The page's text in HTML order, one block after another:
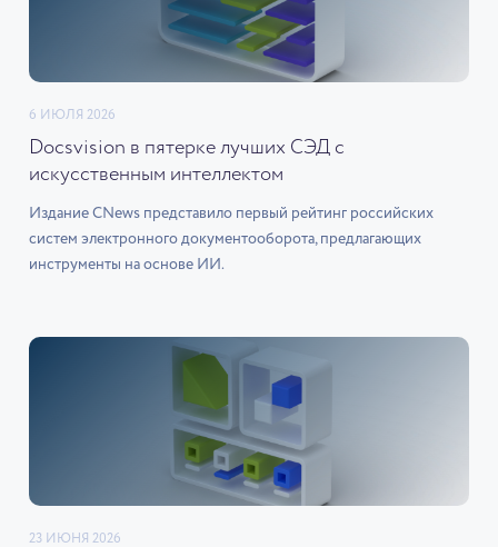
6 ИЮЛЯ 2026
Docsvision в пятерке лучших СЭД с
искусственным интеллектом
Издание CNews представило первый рейтинг российских
систем электронного документооборота, предлагающих
инструменты на основе ИИ.
23 ИЮНЯ 2026